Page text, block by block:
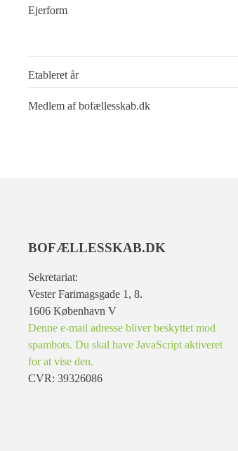
Ejerform
Etableret år
Medlem af bofællesskab.dk
BOFÆLLESSKAB.DK
Sekretariat:
Vester Farimagsgade 1, 8.
1606 København V
Denne e-mail adresse bliver beskyttet mod
spambots. Du skal have JavaScript aktiveret
for at vise den.
CVR: 39326086